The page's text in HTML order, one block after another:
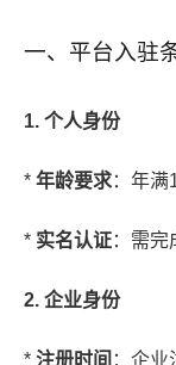
一、平台入驻
1. 个人身份
* 年龄要求：年满
* 实名认证：需完
2. 企业身份
* 注册时间 ：企业